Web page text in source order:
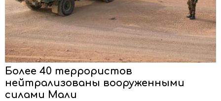
Более 40 террористов
нейтрализованы вооруженными
силами Мали